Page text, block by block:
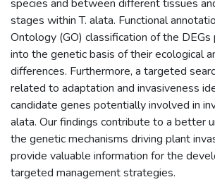
species and between different tissues
stages within T. alata. Functional
Ontology (GO) classification of the
into the genetic basis of their ecological
differences. Furthermore, a targeted
related to adaptation and invasiveness
candidate genes potentially involved in
alata. Our findings contribute to a better
the genetic mechanisms driving plant
provide valuable information for the
targeted management strategies.